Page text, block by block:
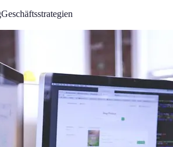
Geschäftsstrategien